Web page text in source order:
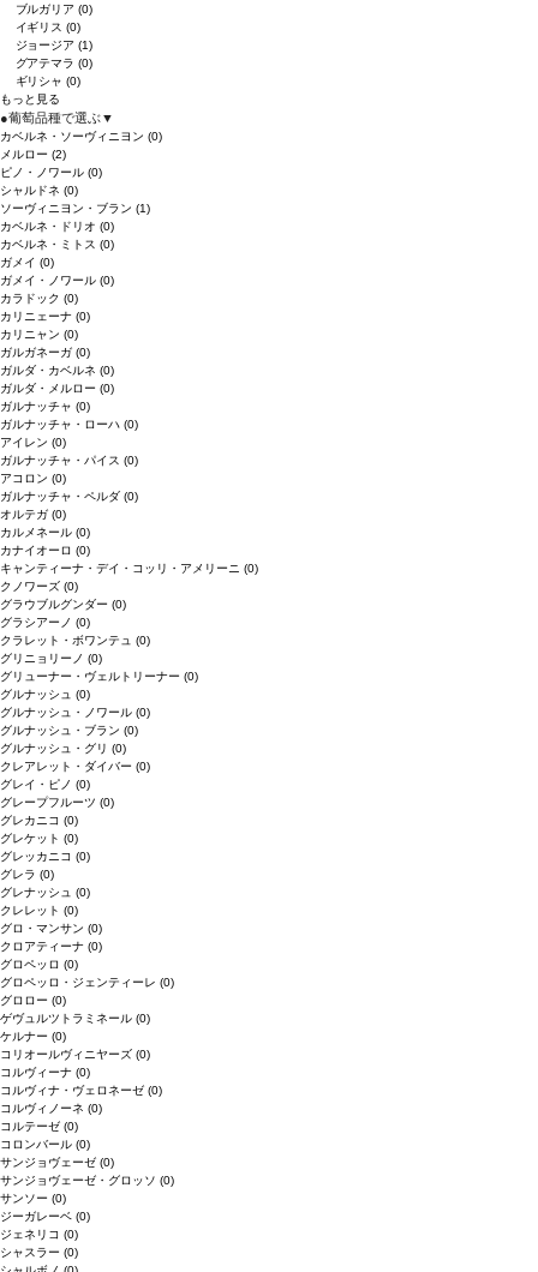
ブルガリア(0)
イギリス(0)
ジョージア(1)
グアテマラ(0)
ギリシャ(0)
もっと見る
●葡萄品種で選ぶ▼
カベルネ・ソーヴィニヨン (0)
メルロー (2)
ピノ・ノワール (0)
シャルドネ (0)
ソーヴィニヨン・ブラン (1)
カベルネ・ドリオ (0)
カベルネ・ミトス (0)
ガメイ (0)
ガメイ・ノワール (0)
カラドック (0)
カリニェーナ (0)
カリニャン (0)
ガルガネーガ (0)
ガルダ・カベルネ (0)
ガルダ・メルロー (0)
ガルナッチャ (0)
ガルナッチャ・ローハ (0)
アイレン (0)
ガルナッチャ・パイス (0)
アコロン (0)
ガルナッチャ・ペルダ (0)
オルテガ (0)
カルメネール (0)
カナイオーロ (0)
キャンティーナ・デイ・コッリ・アメリーニ (0)
クノワーズ (0)
グラウブルグンダー (0)
グラシアーノ (0)
クラレット・ボワンテュ (0)
グリニョリーノ (0)
グリューナー・ヴェルトリーナー (0)
グルナッシュ (0)
グルナッシュ・ノワール (0)
グルナッシュ・ブラン (0)
グルナッシュ・グリ (0)
クレアレット・ダイバー (0)
グレイ・ピノ (0)
グレープフルーツ (0)
グレカニコ (0)
グレケット (0)
グレッカニコ (0)
グレラ (0)
グレナッシュ (0)
クレレット (0)
グロ・マンサン (0)
クロアティーナ (0)
グロペッロ (0)
グロペッロ・ジェンティーレ (0)
グロロー (0)
ゲヴュルツトラミネール (0)
ケルナー (0)
コリオールヴィニヤーズ (0)
コルヴィーナ (0)
コルヴィナ・ヴェロネーゼ (0)
コルヴィノーネ (0)
コルテーゼ (0)
コロンバール (0)
サンジョヴェーゼ (0)
サンジョヴェーゼ・グロッソ (0)
サンソー (0)
ジーガレーベ (0)
ジェネリコ (0)
シャスラー (0)